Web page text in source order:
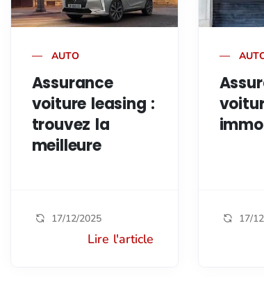
AUTO
Assurance
voiture leasing :
trouvez la
meilleure
17/12/2025
Lire l'article
17/